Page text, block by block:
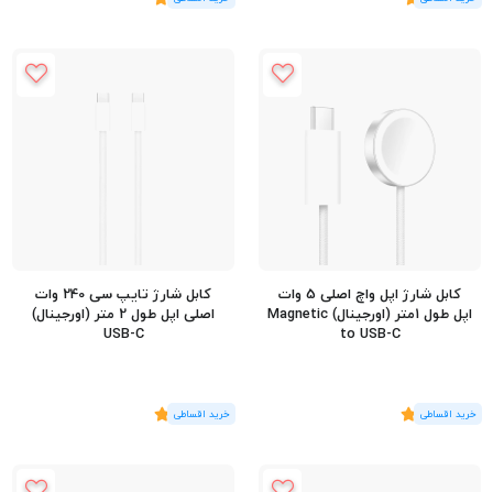
کابل شارژ اپل واچ اصلی 5 وات
اپل طول 1متر (اورجینال) Magnetic
to USB-C
(2 رای)
5
کابل شارژ تایپ سی 240 وات
اصلی اپل طول 2 متر (اورجینال)
USB-C
(2 رای)
5